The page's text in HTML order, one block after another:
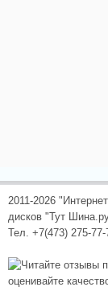
2011-2026
дисков "Тут
Тел. +7(473) 275-77-